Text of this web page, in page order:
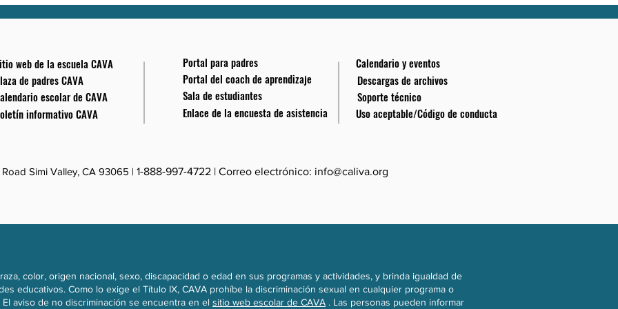
web de la escuela CAVA
de padres CAVA
escolar de CAVA
informativo CAVA
Portal para padres
Portal del coach de aprendizaje
Sala de estudiantes
Enlace de la encuesta de asistencia
Calendario y eventos
Descargas de archivos
Soporte técnico
Uso aceptable/Código de conducta
Simi Valley, CA 93065 | 1-888-997-4722 | Correo electrónico: info@caliva.org
color, origen nacional, sexo, discapacidad o edad en sus programas y actividades, y brinda igualdad de
educativos. Como lo exige el Título IX, CAVA prohíbe la discriminación sexual en cualquier programa o
aviso de no discriminación se encuentra en el sitio web escolar de CAVA . Las personas pueden informar